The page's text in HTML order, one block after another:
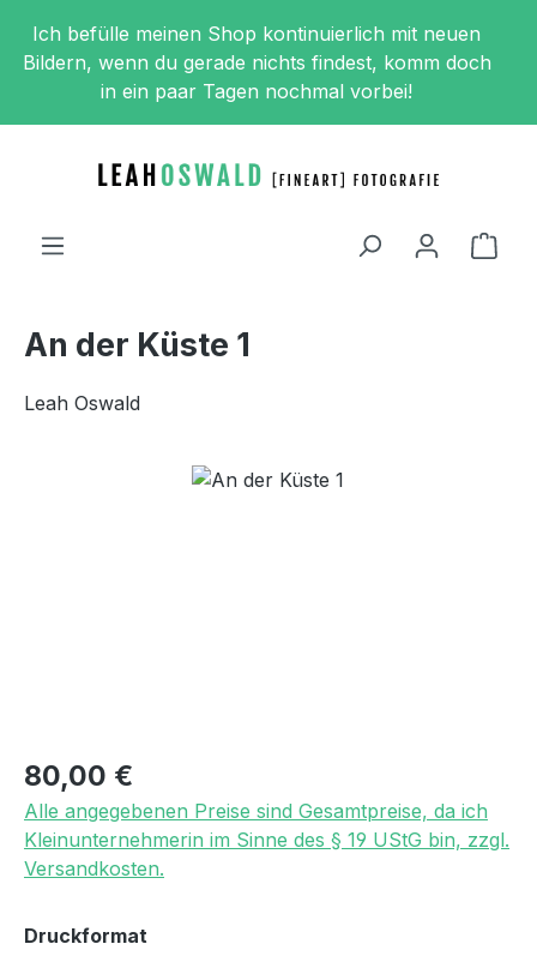
Zum Hauptinhalt springen
Ich befülle meinen Shop kontinuierlich mit neuen
Bildern, wenn du gerade nichts findest, komm doch
in ein paar Tagen nochmal vorbei!
An der Küste 1
Leah Oswald
Bildergalerie überspringen
Regulärer Preis:
80,00 €
Alle angegebenen Preise sind Gesamtpreise, da ich
Kleinunternehmerin im Sinne des § 19 UStG bin, zzgl.
Versandkosten.
Druckformat